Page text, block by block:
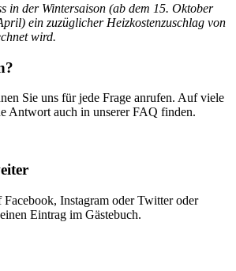
in der Wintersaison (ab dem 15. Oktober
ein zuzüglicher Heizkostenzuschlag von
wird.
Sie uns für jede Frage anrufen. Auf viele
Antwort auch in unserer FAQ finden.
Instagram oder Twitter oder
Eintrag im Gästebuch.